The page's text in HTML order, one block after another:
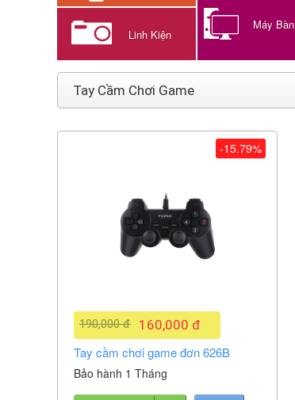
Linh Kiện
Máy Bàn
Tay Cầm Chơi Game
160,000 đ
190,000 đ
Tay cầm chơi game đơn 626B
Bảo hành 1 Tháng
-15.79%